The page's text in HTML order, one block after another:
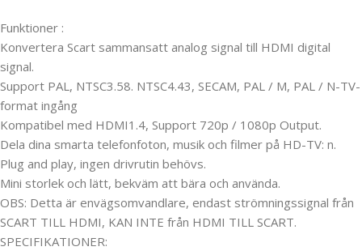
Funktioner :
Konvertera Scart sammansatt analog signal till HDMI digital
signal.
Support PAL, NTSC3.58. NTSC4.43, SECAM, PAL / M, PAL / N-TV-
format ingång
Kompatibel med HDMI1.4, Support 720p / 1080p Output.
Dela dina smarta telefonfoton, musik och filmer på HD-TV: n.
Plug and play, ingen drivrutin behövs.
Mini storlek och lätt, bekväm att bära och använda.
OBS: Detta är envägsomvandlare, endast strömningssignal från
SCART TILL HDMI, KAN INTE från HDMI TILL SCART.
SPECIFIKATIONER: